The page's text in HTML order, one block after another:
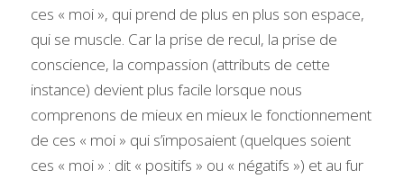
ces « moi », qui prend de plus en plus son espace,
qui se muscle. Car la prise de recul, la prise de
conscience, la compassion (attributs de cette
instance) devient plus facile lorsque nous
comprenons de mieux en mieux le fonctionnement
de ces « moi » qui s’imposaient (quelques soient
ces « moi » : dit « positifs » ou « négatifs ») et au fur